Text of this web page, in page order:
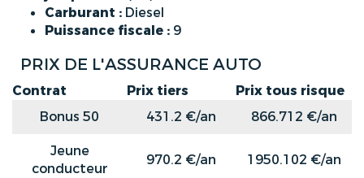
Carburant : Diesel
Puissance fiscale : 9
PRIX DE L'ASSURANCE AUTO
Contrat Prix tiers
Prix tous risque
Bonus 50
431.2 €/an
866.712 €/an
Jeune
conducteur
970.2 €/an 1950.102 €/an